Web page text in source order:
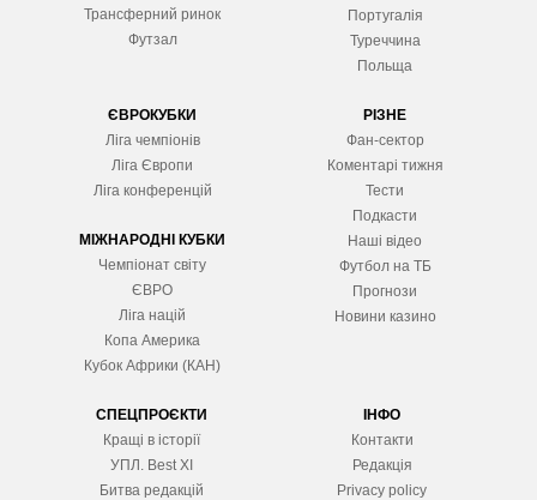
Трансферний ринок
Футзал
Португалія
Туреччина
Польща
ЄВРОКУБКИ
Ліга чемпіонів
Ліга Європи
Ліга конференцій
МІЖНАРОДНІ КУБКИ
Чемпіонат світу
ЄВРО
Ліга націй
Копа Америка
Кубок Африки (КАН)
РІЗНЕ
Фан-сектор
Коментарі тижня
Тести
Подкасти
Наші відео
Футбол на ТБ
Прогнози
Новини казино
СПЕЦПРОЄКТИ
Кращі в історії
УПЛ. Best XІ
Битва редакцій
ІНФО
Контакти
Редакція
Privacy policy